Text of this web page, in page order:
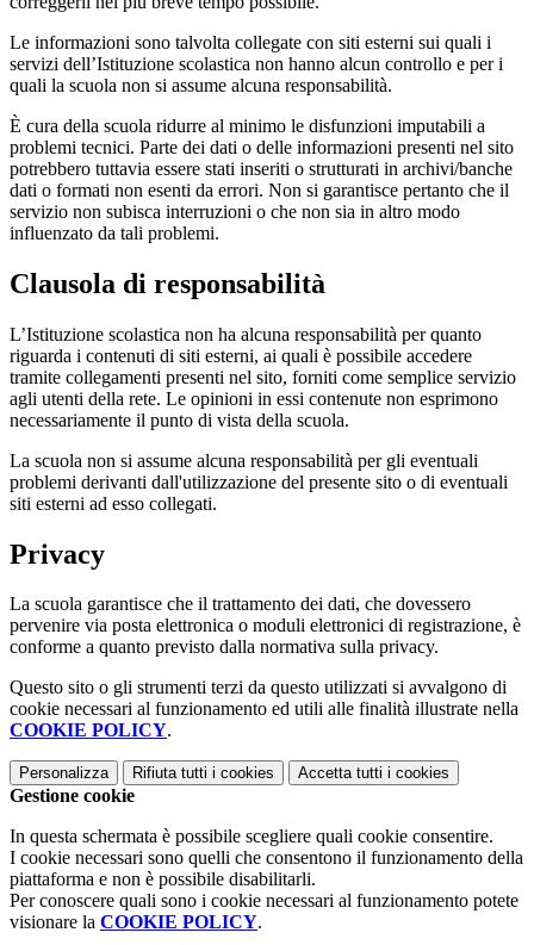
Le informazioni sono talvolta collegate con siti esterni sui quali i
servizi dell’Istituzione scolastica non hanno alcun controllo e per i
quali la scuola non si assume alcuna responsabilità.
È cura della scuola ridurre al minimo le disfunzioni imputabili a
problemi tecnici. Parte dei dati o delle informazioni presenti nel sito
potrebbero tuttavia essere stati inseriti o strutturati in archivi/banche
dati o formati non esenti da errori. Non si garantisce pertanto che il
servizio non subisca interruzioni o che non sia in altro modo
influenzato da tali problemi.
Clausola di responsabilità
L’Istituzione scolastica non ha alcuna responsabilità per quanto
riguarda i contenuti di siti esterni, ai quali è possibile accedere
tramite collegamenti presenti nel sito, forniti come semplice servizio
agli utenti della rete. Le opinioni in essi contenute non esprimono
necessariamente il punto di vista della scuola.
La scuola non si assume alcuna responsabilità per gli eventuali
problemi derivanti dall'utilizzazione del presente sito o di eventuali
siti esterni ad esso collegati.
Privacy
La scuola garantisce che il trattamento dei dati, che dovessero
pervenire via posta elettronica o moduli elettronici di registrazione, è
conforme a quanto previsto dalla normativa sulla privacy.
Questo sito o gli strumenti terzi da questo utilizzati si avvalgono di
cookie necessari al funzionamento ed utili alle finalità illustrate nella
COOKIE POLICY.
Personalizza Rifiuta tutti i cookies Accetta tutti i cookies
Gestione cookie
In questa schermata è possibile scegliere quali cookie consentire.
I cookie necessari sono quelli che consentono il funzionamento della
piattaforma e non è possibile disabilitarli.
Per conoscere quali sono i cookie necessari al funzionamento potete
visionare la COOKIE POLICY.